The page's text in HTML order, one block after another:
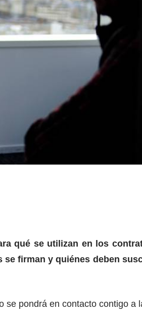
qué se utilizan en los
firman y quiénes deben
se pondrá en contacto contigo a